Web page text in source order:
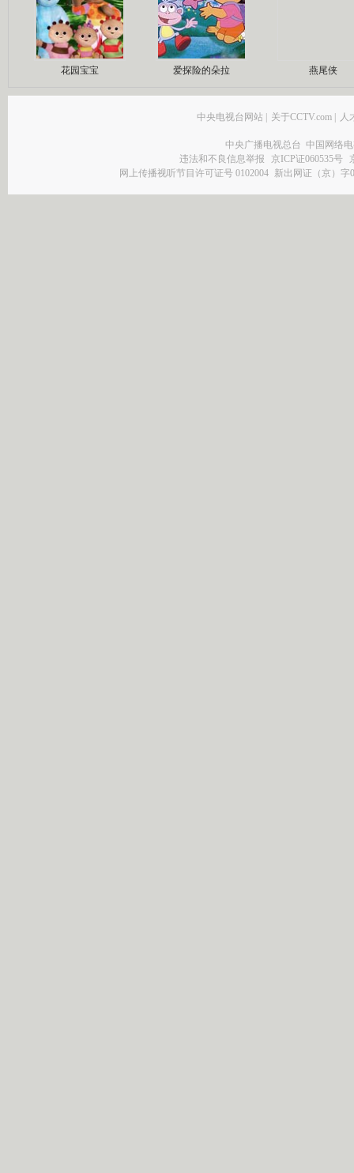
花园宝宝 爱探险的朵拉 燕尾侠
中央电视台网站 关于CCTV.com 人
中央广播电视总台 中国网络
违法和不良信息举报
京ICP证060535号
网上传播视听节目许可证号 0102004 新出网证（京）